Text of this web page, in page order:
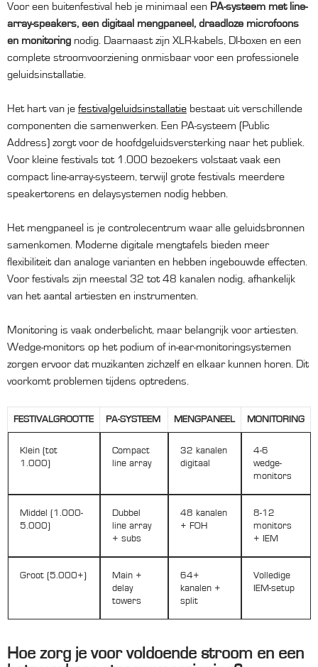
Voor een buitenfestival heb je minimaal een PA-systeem met line-
array-speakers, een digitaal mengpaneel, draadloze microfoons
en monitoring nodig. Daarnaast zijn XLR-kabels, DI-boxen en een
complete stroomvoorziening onmisbaar voor een professionele
geluidsinstallatie.
Het hart van je festivalgeluidsinstallatie bestaat uit verschillende
componenten die samenwerken. Een PA-systeem (Public
Address) zorgt voor de hoofdgeluidsversterking naar het publiek.
Voor kleine festivals tot 1.000 bezoekers volstaat vaak een
compact line-array-systeem, terwijl grote festivals meerdere
speakertorens en delaysystemen nodig hebben.
Het mengpaneel is je controlecentrum waar alle geluidsbronnen
samenkomen. Moderne digitale mengtafels bieden meer
flexibiliteit dan analoge varianten en hebben ingebouwde effecten.
Voor festivals zijn meestal 32 tot 48 kanalen nodig, afhankelijk
van het aantal artiesten en instrumenten.
Monitoring is vaak onderbelicht, maar belangrijk voor artiesten.
Wedge-monitors op het podium of in-ear-monitoringsystemen
zorgen ervoor dat muzikanten zichzelf en elkaar kunnen horen. Dit
voorkomt problemen tijdens optredens.
FESTIVALGROOTTE PA-SYSTEEM MENGPANEEL MONITORING
Klein (tot
1.000)
Compact
line array
32 kanalen
digitaal
4-6
wedge-
monitors
Middel (1.000-
5.000)
Dubbel
line array
+ subs
48 kanalen
+ FOH
8-12
monitors
+ IEM
Groot (5.000+)
Main +
delay
towers
64+
kanalen +
split
Volledige
IEM-setup
Hoe zorg je voor voldoende stroom en een